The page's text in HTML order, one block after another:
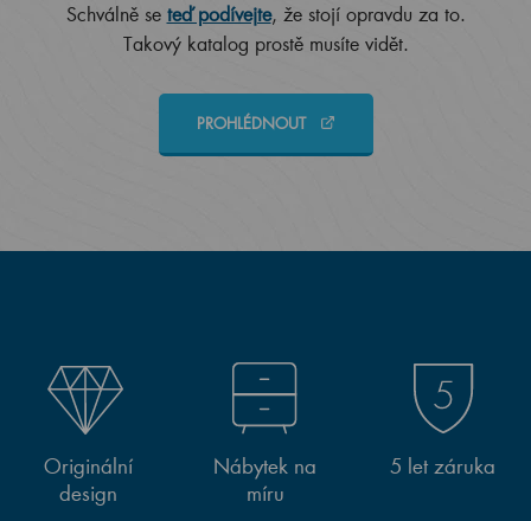
Schválně se teď podívejte, že stojí opravdu za to.
Takový katalog prostě musíte vidět.
PROHLÉDNOUT
Originální
design
Nábytek na
míru
5 let záruka